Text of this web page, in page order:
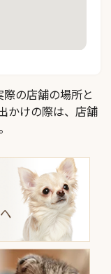
の店舗の場所と
かけの際は、店舗